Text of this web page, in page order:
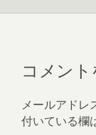
コメン
メールアドレ
付いている欄